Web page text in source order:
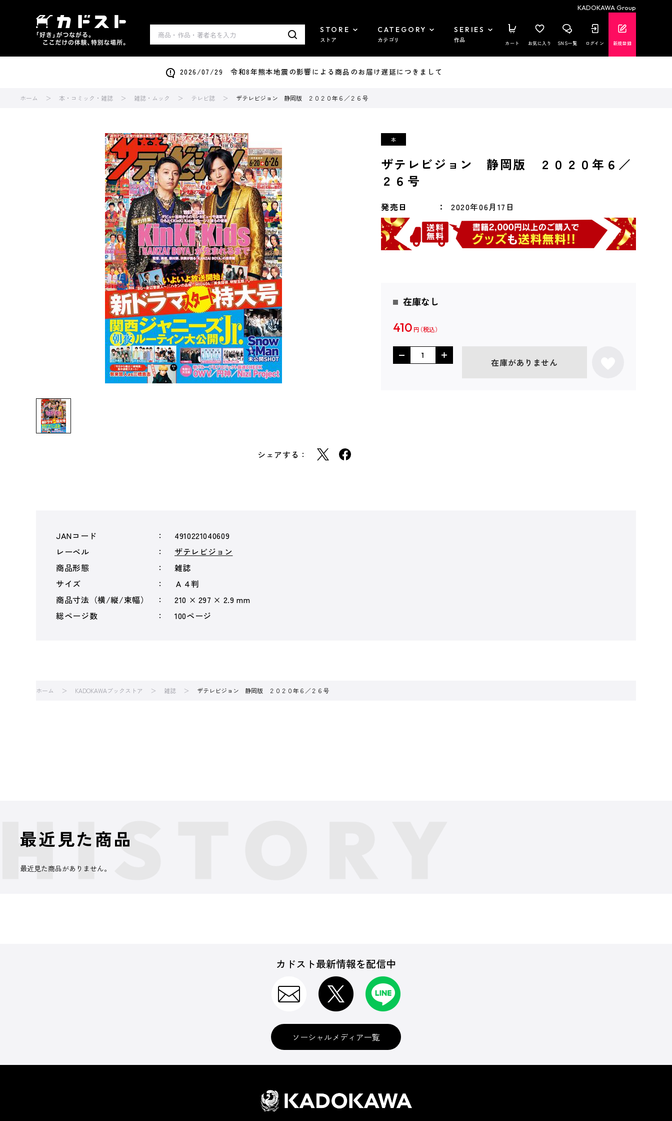
KADOKAWA Group
STORE
ストア
CATEGORY
カテゴリ
SERIES
作品 カート お気に入り SNS一覧 ログイン 新規登録
2026/07/29 令和8年熊本地震の影響による商品のお届け遅延につきまして
ホーム 本・コミック・雑誌 雑誌・ムック テレビ誌 ザテレビジョン 静岡版 ２０２０年６／２６号
シェアする：
ザテレビジョン 静岡版 ２０２０年６／
２６号
発売日 2020年06月17日
在庫なし
410 円
在庫がありません
JANコード
4910221040609
レーベル
ザテレビジョン
商品形態
雑誌
サイズ
Ａ４判
商品寸法（横/縦/束幅）
210 × 297 × 2.9 mm
総ページ数
100ページ
ホーム KADOKAWAブックストア 雑誌 ザテレビジョン 静岡版 ２０２０年６／２６号
最近見た商品
最近見た商品がありません。
カドスト最新情報を配信中
ソーシャルメディア一覧